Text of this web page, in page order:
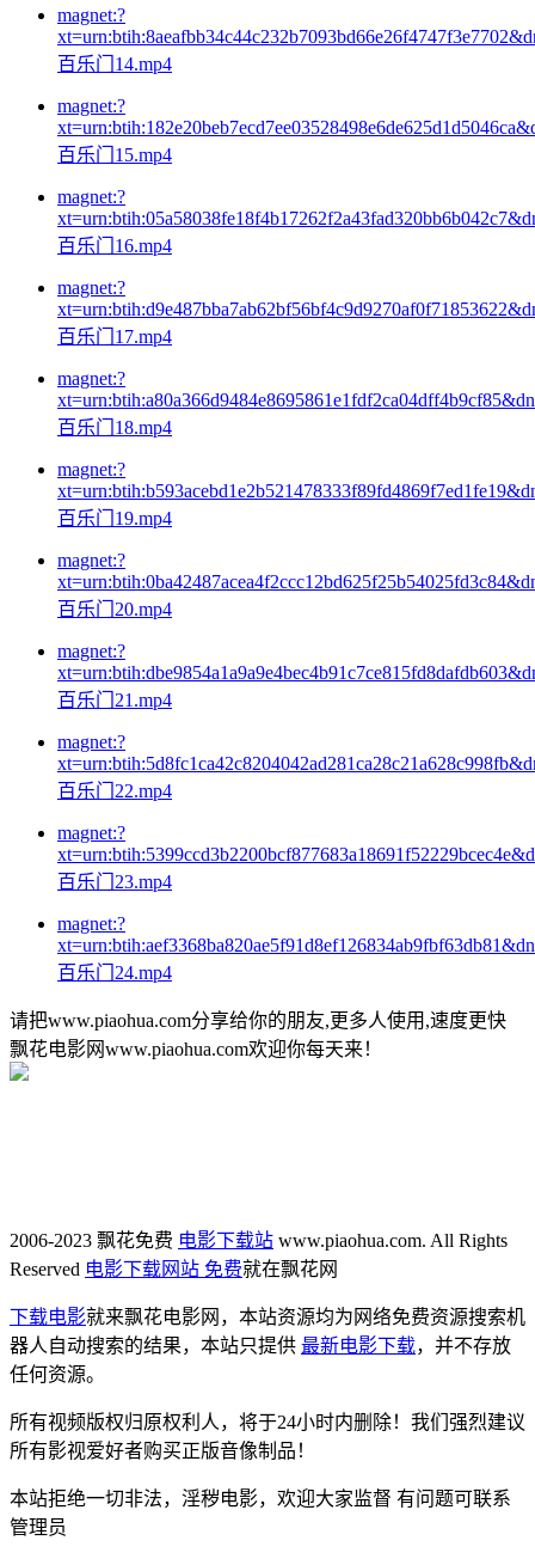
magnet:?
百乐门14.mp4
magnet:?
百乐门15.mp4
magnet:?
百乐门16.mp4
magnet:?
百乐门17.mp4
magnet:?
百乐门18.mp4
magnet:?
百乐门19.mp4
magnet:?
百乐门20.mp4
magnet:?
百乐门21.mp4
magnet:?
百乐门22.mp4
magnet:?
百乐门23.mp4
magnet:?
百乐门24.mp4
请把www.piaohua.com分享给你的朋友,更多人使用,速度更快
飘花电影网www.piaohua.com欢迎你每天来！
2006-2023 飘花免费 电影下载站 www.piaohua.com. All Rights
Reserved 电影下载网站 免费就在飘花网
下载电影就来飘花电影网，本站资源均为网络免费资源搜索机
器人自动搜索的结果，本站只提供 最新电影下载，并不存放
任何资源。
所有视频版权归原权利人，将于24小时内删除！我们强烈建议
所有影视爱好者购买正版音像制品！
本站拒绝一切非法，淫秽电影，欢迎大家监督 有问题可联系
管理员